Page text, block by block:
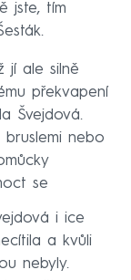
jste, tím
jí ale silně
překvapení
Švejdová.
nebo
se
i ice
a kvůli
nebyly.